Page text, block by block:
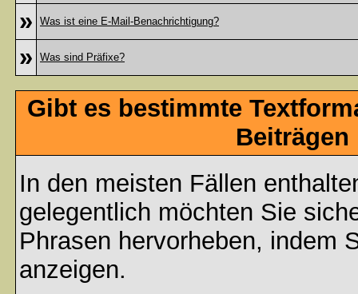
» Was ist eine E-Mail-Benachrichtigung?
» Was sind Präfixe?
Gibt es bestimmte
Beiträgen
In den meisten Fällen
gelegentlich möchten Sie
Phrasen hervorheben, indem
anzeigen.